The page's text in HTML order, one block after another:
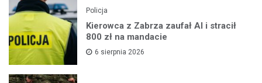
Policja
Kierowca z Zabrza zaufał AI i stracił
800 zł na mandacie
6 sierpnia 2026